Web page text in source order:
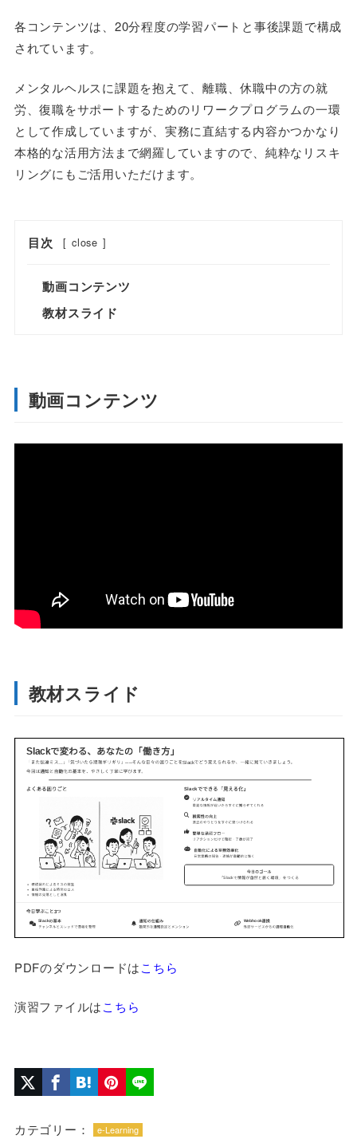
各コンテンツは、20分程度の学習パートと事後課題で構成
されています。
メンタルヘルスに課題を抱えて、離職、休職中の方の就
労、復職をサポートするためのリワークプログラムの一環
として作成していますが、実務に直結する内容かつかなり
本格的な活用方法まで網羅していますので、純粋なリスキ
リングにもご活用いただけます。
目次 [ close ]
動画コンテンツ
教材スライド
動画コンテンツ
教材スライド
PDFのダウンロードはこちら
演習ファイルはこちら
カテゴリー： e-Learning